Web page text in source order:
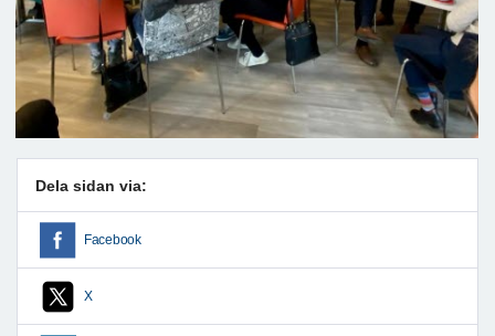
Dela sidan via:
Facebook
X